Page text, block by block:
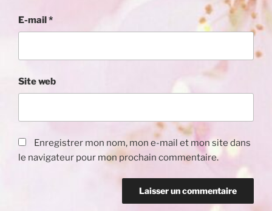
E-mail*
Site web
Enregistrer mon nom, mon e-mail et mon site dans
le navigateur pour mon prochain commentaire.